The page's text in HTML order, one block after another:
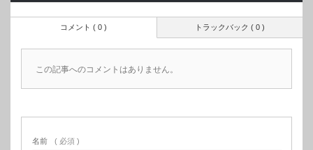
トラックバック ( 0 )
コメント ( 0 )
この記事へのコメントはありません。
名前 ( 必須 )